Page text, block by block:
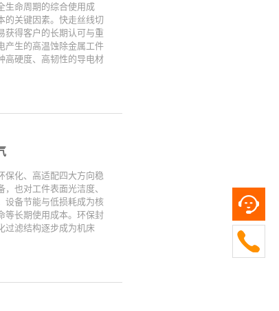
生命周期的综合使用成
的关键因素。快走丝线切
获得客户的长期认可与重
产生的高温蚀除金属工件
高硬度、高韧性的导电材
保化、高适配四大方向稳
也对工件表面光洁度、
设备节能与低损耗成为核
等长期使用成本。环保封
过滤结构逐步成为机床